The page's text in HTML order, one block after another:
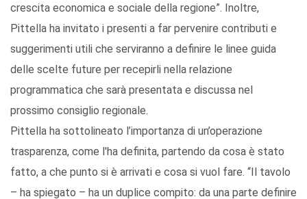
crescita economica e sociale della regione”. Inoltre,
Pittella ha invitato i presenti a far pervenire contributi e
suggerimenti utili che serviranno a definire le linee guida
delle scelte future per recepirli nella relazione
programmatica che sarà presentata e discussa nel
prossimo consiglio regionale.
Pittella ha sottolineato l’importanza di un’operazione
trasparenza, come l'ha definita, partendo da cosa è stato
fatto, a che punto si è arrivati e cosa si vuol fare. “Il tavolo
– ha spiegato – ha un duplice compito: da una parte definire